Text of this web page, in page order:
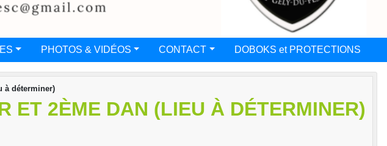
PHOTOS & VIDÉOS CONTACT DOBOKS et PROTECTIONS
à déterminer)
ET 2ÈME DAN (LIEU À DÉTERMINER)